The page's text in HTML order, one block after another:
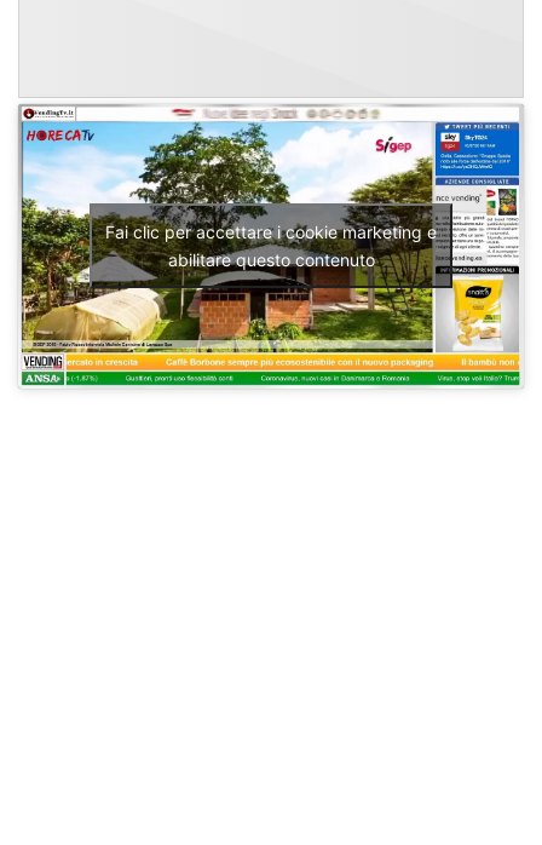
Fai clic per accettare i cookie marketing e
abilitare questo contenuto